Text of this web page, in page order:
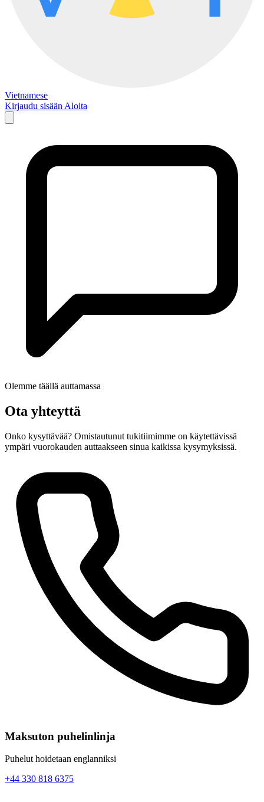
Vietnamese
Kirjaudu sisään Aloita
Olemme täällä auttamassa
Ota yhteyttä
Onko kysyttävää? Omistautunut tukitiimimme on käytettävissä
ympäri vuorokauden auttaakseen sinua kaikissa kysymyksissä.
Maksuton puhelinlinja
Puhelut hoidetaan englanniksi
+44 330 818 6375